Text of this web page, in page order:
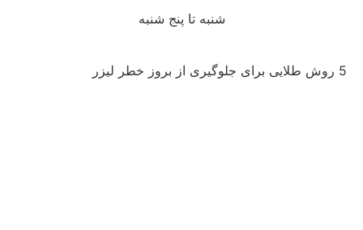
شنبه تا پنج شنبه
5 روش طلایی برای جلوگیری از بروز خطر لیزر